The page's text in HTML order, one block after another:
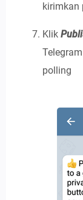
kirimkan
Klik
polling